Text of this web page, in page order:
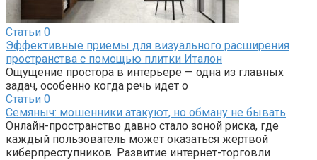
Статьи 0
Эффективные приемы для визуального расширения
пространства с помощью плитки Италон
Ощущение простора в интерьере — одна из главных
задач, особенно когда речь идет о
Статьи 0
Семяныч: мошенники атакуют, но обману не бывать
Онлайн-пространство давно стало зоной риска, где
каждый пользователь может оказаться жертвой
киберпреступников. Развитие интернет-торговли